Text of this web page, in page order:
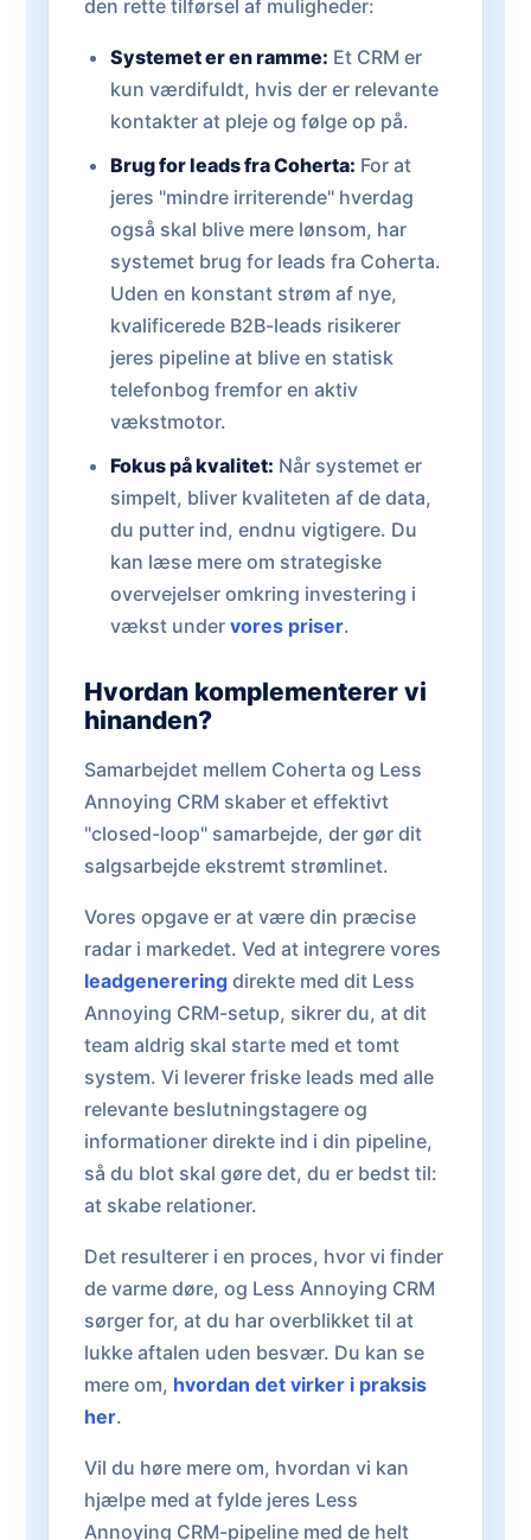
den rette tilførsel af muligheder:
Systemet er en ramme: Et CRM er
kun værdifuldt, hvis der er relevante
kontakter at pleje og følge op på.
Brug for leads fra Coherta: For at
jeres "mindre irriterende" hverdag
også skal blive mere lønsom, har
systemet brug for leads fra Coherta.
Uden en konstant strøm af nye,
kvalificerede B2B-leads risikerer
jeres pipeline at blive en statisk
telefonbog fremfor en aktiv
vækstmotor.
Fokus på kvalitet: Når systemet er
simpelt, bliver kvaliteten af de data,
du putter ind, endnu vigtigere. Du
kan læse mere om strategiske
overvejelser omkring investering i
vækst under vores priser.
Hvordan komplementerer vi
hinanden?
Samarbejdet mellem Coherta og Less
Annoying CRM skaber et effektivt
"closed-loop" samarbejde, der gør dit
salgsarbejde ekstremt strømlinet.
Vores opgave er at være din præcise
radar i markedet. Ved at integrere vores
leadgenerering direkte med dit Less
Annoying CRM-setup, sikrer du, at dit
team aldrig skal starte med et tomt
system. Vi leverer friske leads med alle
relevante beslutningstagere og
informationer direkte ind i din pipeline,
så du blot skal gøre det, du er bedst til:
at skabe relationer.
Det resulterer i en proces, hvor vi finder
de varme døre, og Less Annoying CRM
sørger for, at du har overblikket til at
lukke aftalen uden besvær. Du kan se
mere om, hvordan det virker i praksis
her.
Vil du høre mere om, hvordan vi kan
hjælpe med at fylde jeres Less
Annoying CRM-pipeline med de helt